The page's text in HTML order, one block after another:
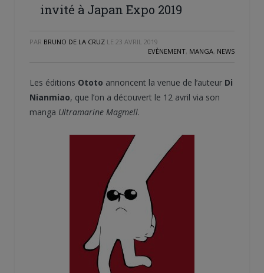
invité à Japan Expo 2019
PAR BRUNO DE LA CRUZ LE 23 AVRIL 2019
EVÈNEMENT, MANGA, NEWS
Les éditions Ototo annoncent la venue de l’auteur Di
Nianmiao, que l’on a découvert le 12 avril via son
manga Ultramarine Magmell.